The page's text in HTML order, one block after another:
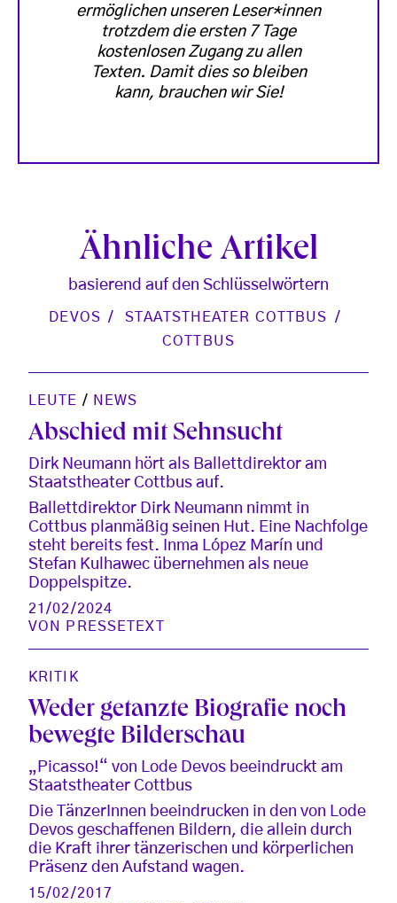
ermöglichen unseren Leser*innen
trotzdem die ersten 7 Tage
kostenlosen Zugang zu allen
Texten. Damit dies so bleiben
kann, brauchen wir Sie!
Ähnliche Artikel
basierend auf den Schlüsselwörtern
DEVOS
STAATSTHEATER COTTBUS
COTTBUS
LEUTE / NEWS
Abschied mit Sehnsucht
Dirk Neumann hört als Ballettdirektor am
Staatstheater Cottbus auf.
Ballettdirektor Dirk Neumann nimmt in
Cottbus planmäßig seinen Hut. Eine Nachfolge
steht bereits fest. Inma López Marín und
Stefan Kulhawec übernehmen als neue
Doppelspitze.
21/02/2024
VON
PRESSETEXT
KRITIK
Weder getanzte Biografie noch
bewegte Bilderschau
„Picasso!“ von Lode Devos beeindruckt am
Staatstheater Cottbus
Die TänzerInnen beeindrucken in den von Lode
Devos geschaffenen Bildern, die allein durch
die Kraft ihrer tänzerischen und körperlichen
Präsenz den Aufstand wagen.
15/02/2017